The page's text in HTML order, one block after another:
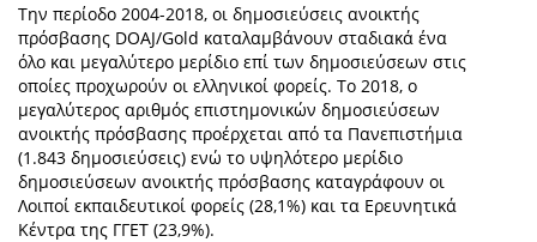
Την περίοδο 2004-2018, οι δημοσιεύσεις ανοικτής
πρόσβασης DOAJ/Gold καταλαμβάνουν σταδιακά ένα
όλο και μεγαλύτερο μερίδιο επί των δημοσιεύσεων στις
οποίες προχωρούν οι ελληνικοί φορείς. Το 2018, ο
μεγαλύτερος αριθμός επιστημονικών δημοσιεύσεων
ανοικτής πρόσβασης προέρχεται από τα Πανεπιστήμια
(1.843 δημοσιεύσεις) ενώ το υψηλότερο μερίδιο
δημοσιεύσεων ανοικτής πρόσβασης καταγράφουν οι
Λοιποί εκπαιδευτικοί φορείς (28,1%) και τα Ερευνητικά
Κέντρα της ΓΓΕΤ (23,9%).